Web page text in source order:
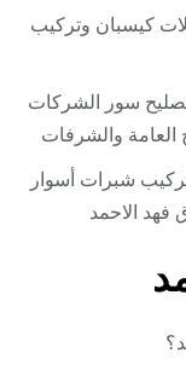
كيسبان وتركيب
سور الشركات
العامة والشرفات
شبرات أسوار
فهد الاحمد